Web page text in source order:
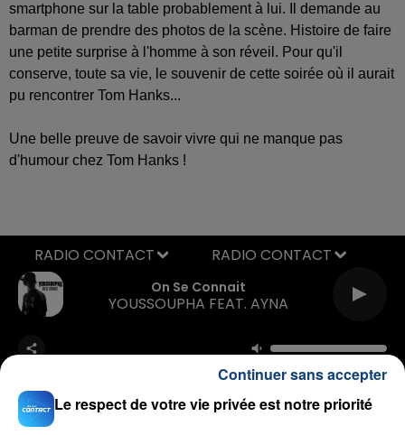
smartphone sur la table probablement à lui. Il demande au
barman de prendre des photos de la scène. Histoire de faire
une petite surprise à l'homme à son réveil. Pour qu'il
conserve, toute sa vie, le souvenir de cette soirée où il aurait
pu rencontrer Tom Hanks...
Une belle preuve de savoir vivre qui ne manque pas
d'humour chez Tom Hanks !
On Se Connait
YOUSSOUPHA FEAT. AYNA
RADIO CONTACT
Le respect de votre vie privée est notre priorité
Continuer sans accepter